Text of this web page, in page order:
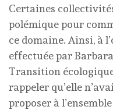
Certaines
polémique pour
ce domaine. Ainsi, à
effectuée par
Transition
rappeler qu’elle
proposer à